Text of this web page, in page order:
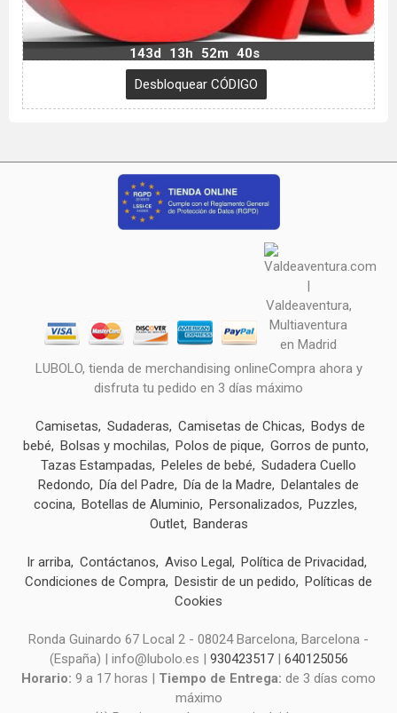
143d 13h 52m 39s
LUBOLO, tienda de merchandising onlineCompra ahora y
disfruta tu pedido en 3 días máximo
Camisetas Sudaderas Camisetas de Chicas
Bodys de
bebé
Bolsas y mochilas Polos de pique
Gorros de punto
Tazas Estampadas
Peleles de bebé
Sudadera Cuello
Redondo
Día del Padre Día de la Madre
Delantales de
cocina
Botellas de Aluminio Personalizados
Puzzles
Outlet Banderas
Ir arriba Contáctanos Aviso Legal
Política de Privacidad
Condiciones de Compra
Desistir de un pedido
Políticas de
Cookies
Ronda Guinardo 67 Local 2 - 08024 Barcelona, Barcelona -
(España) | info@lubolo.es | 930423517| 640125056
Horario: 9 a 17 horas | Tiempo de Entrega: de 3 días como
máximo